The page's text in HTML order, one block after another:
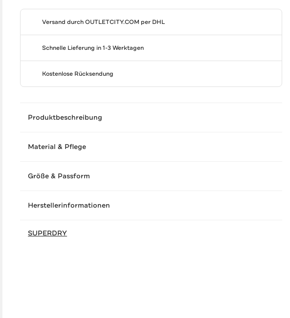
Versand durchOUTLETCITY.COM per DHL
Schnelle Lieferung in 1-3 Werktagen
Kostenlose Rücksendung
Produktbeschreibung
Material & Pflege
Größe & Passform
Herstellerinformationen
SUPERDRY